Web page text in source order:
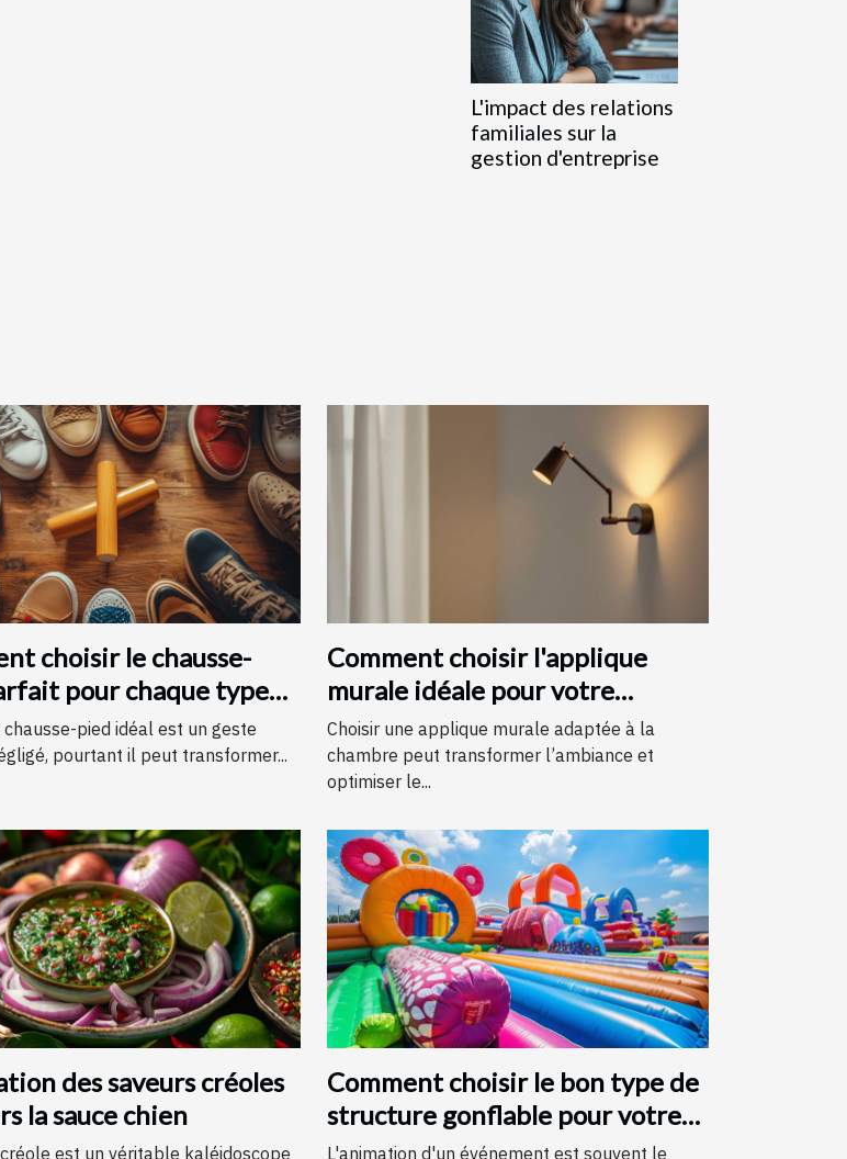
L'impact des relations
familiales sur la
gestion d'entreprise
choisir le chausse-
pour chaque type
pied idéal est un geste
pourtant il peut transformer...
Comment choisir l'applique
murale idéale pour votre
chambre
Choisir une applique murale adaptée à la
chambre peut transformer l’ambiance et
optimiser le...
des saveurs créoles
la sauce chien
est un véritable kaléidoscope
Comment choisir le bon type de
structure gonflable pour votre
événement
L'animation d'un événement est souvent le